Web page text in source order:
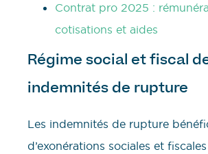
Contrat pro 2025 :
cotisations et aides
Régime social et fiscal
indemnités de rupture
Les indemnités de rupture
d’exonérations sociales et fiscales